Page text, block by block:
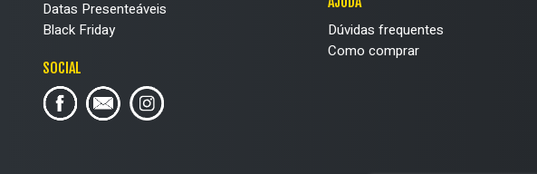
Datas Presenteáveis
Black Friday
SOCIAL
Dúvidas frequentes
Como comprar